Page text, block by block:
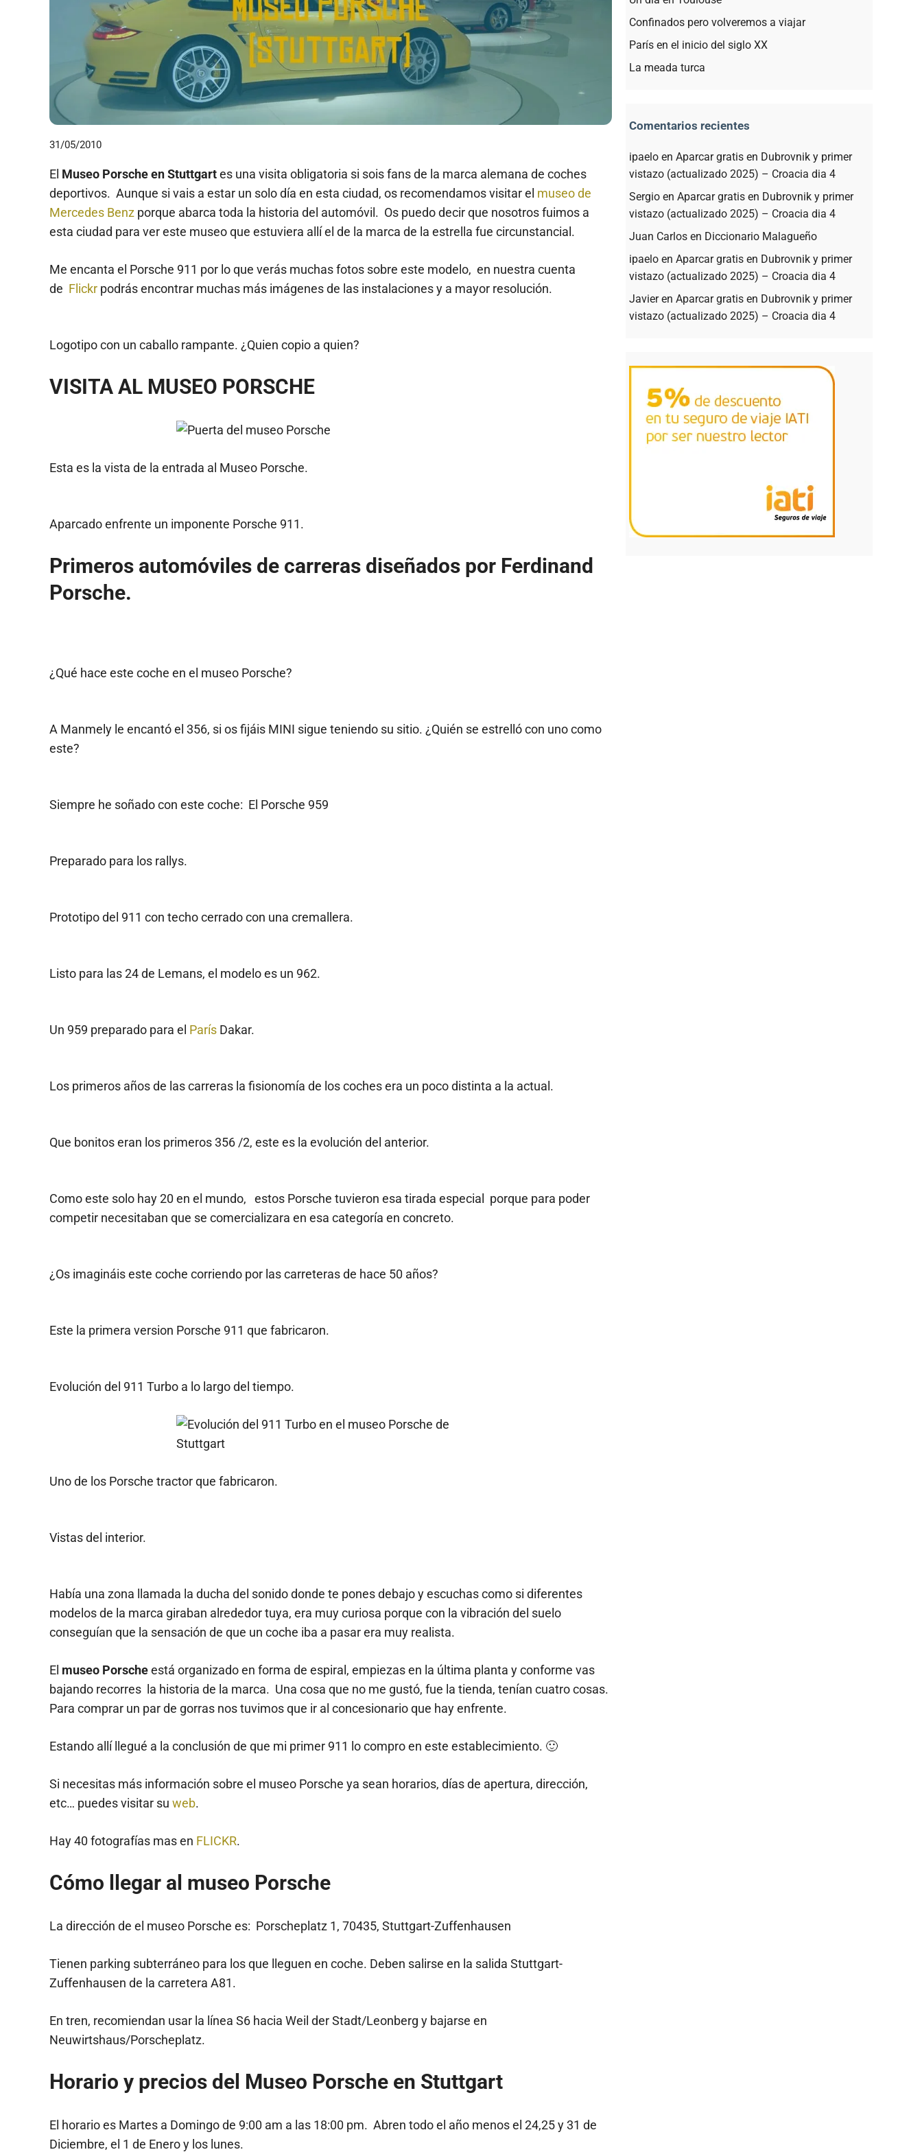
31/05/2010
El Museo Porsche en Stuttgartes una visita obligatoria si sois fans de la marca alemana de coches
deportivos. Aunque si vais a estar un solo día en esta ciudad, os recomendamos visitar el museo de
Mercedes Benz porque abarca toda la historia del automóvil. Os puedo decir que nosotros fuimos a
esta ciudad para ver este museo que estuviera allí el de la marca de la estrella fue circunstancial.
Me encanta el Porsche 911 por lo que verás muchas fotos sobre este modelo, en nuestra cuenta
de Flickr podrás encontrar muchas más imágenes de las instalaciones y a mayor resolución.
Logotipo con un caballo rampante. ¿Quien copio a quien?
VISITA AL MUSEO PORSCHE
Esta es la vista de la entrada al Museo Porsche.
Aparcado enfrente un imponente Porsche 911.
Primeros automóviles de carreras diseñados por Ferdinand
Porsche.
¿Qué hace este coche en el museo Porsche?
A Manmely le encantó el 356, si os fijáis MINI sigue teniendo su sitio. ¿Quién se estrelló con uno como
este?
Siempre he soñado con este coche: El Porsche 959
Preparado para los rallys.
Prototipo del 911 con techo cerrado con una cremallera.
Listo para las 24 de Lemans, el modelo es un 962.
Un 959 preparado para el París Dakar.
Los primeros años de las carreras la fisionomía de los coches era un poco distinta a la actual.
Que bonitos eran los primeros 356 /2, este es la evolución del anterior.
Como este solo hay 20 en el mundo, estos Porsche tuvieron esa tirada especial porque para poder
competir necesitaban que se comercializara en esa categoría en concreto.
¿Os imagináis este coche corriendo por las carreteras de hace 50 años?
Este la primera version Porsche 911 que fabricaron.
Evolución del 911 Turbo a lo largo del tiempo.
Uno de los Porsche tractor que fabricaron.
Vistas del interior.
Había una zona llamada la ducha del sonido donde te pones debajo y escuchas como si diferentes
modelos de la marca giraban alrededor tuya, era muy curiosa porque con la vibración del suelo
conseguían que la sensación de que un coche iba a pasar era muy realista.
El museo Porscheestá organizado en forma de espiral, empiezas en la última planta y conforme vas
bajando recorres la historia de la marca. Una cosa que no me gustó, fue la tienda, tenían cuatro cosas.
Para comprar un par de gorras nos tuvimos que ir al concesionario que hay enfrente.
Estando allí llegué a la conclusión de que mi primer 911 lo compro en este establecimiento. 🙂
Si necesitas más información sobre el museo Porsche ya sean horarios, días de apertura, dirección,
etc… puedes visitar su web.
Hay 40 fotografías mas en FLICKR.
Cómo llegar al museo Porsche
La dirección de el museo Porsche es: Porscheplatz 1, 70435, Stuttgart-Zuffenhausen
Tienen parking subterráneo para los que lleguen en coche. Deben salirse en la salida Stuttgart-
Zuffenhausen de la carretera A81.
En tren, recomiendan usar la línea S6 hacia Weil der Stadt/Leonberg y bajarse en
Neuwirtshaus/Porscheplatz.
Horario y precios del Museo Porsche en Stuttgart
El horario es Martes a Domingo de 9:00 am a las 18:00 pm. Abren todo el año menos el 24,25 y 31 de
Diciembre, el 1 de Enero y los lunes.
Confinados pero volveremos a viajar
París en el inicio del siglo XX
La meada turca
Comentarios recientes
ipaelo en Aparcar gratis en Dubrovnik y primer
vistazo (actualizado 2025) – Croacia dia 4
Sergio en Aparcar gratis en Dubrovnik y primer
vistazo (actualizado 2025) – Croacia dia 4
Juan Carlos en Diccionario Malagueño
ipaelo en Aparcar gratis en Dubrovnik y primer
vistazo (actualizado 2025) – Croacia dia 4
Javieren Aparcar gratis en Dubrovnik y primer
vistazo (actualizado 2025) – Croacia dia 4